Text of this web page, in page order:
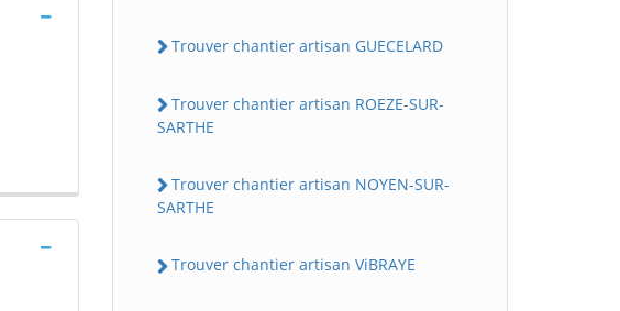
Trouver chantier artisan GUECELARD
Trouver chantier artisan ROEZE-SUR-
SARTHE
Trouver chantier artisan NOYEN-SUR-
SARTHE
Trouver chantier artisan ViBRAYE